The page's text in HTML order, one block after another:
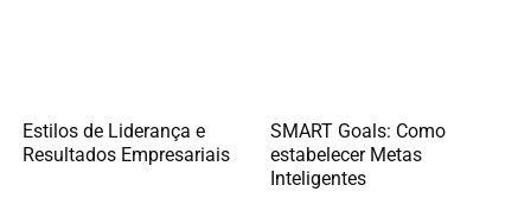
Estilos de Liderança e
Resultados Empresariais
SMART Goals: Como
estabelecer Metas
Inteligentes